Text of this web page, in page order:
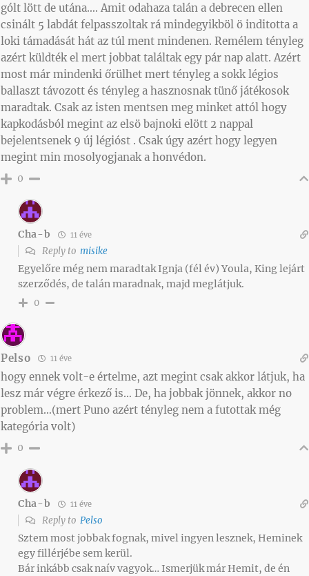
gólt lött de utána…. Amit odahaza talán a debrecen ellen
csinált 5 labdát felpasszoltak rá mindegyikböl ö inditotta a
loki támadását hát az túl ment mindenen. Remélem tényleg
azért küldték el mert jobbat találtak egy pár nap alatt. Azért
most már mindenki őrülhet mert tényleg a sokk légios
ballaszt távozott és tényleg a hasznosnak tünő játékosok
maradtak. Csak az isten mentsen meg minket attól hogy
kapkodásból megint az elsö bajnoki elött 2 nappal
bejelentsenek 9 új légióst . Csak úgy azért hogy legyen
megint min mosolyogjanak a honvédon.
0
Cha-b 11 éve
Reply to misike
Egyelőre még nem maradtak Ignja (fél év) Youla, King lejárt
szerződés, de talán maradnak, majd meglátjuk.
0
Pelso 11 éve
hogy ennek volt-e értelme, azt megint csak akkor látjuk, ha
lesz már végre érkező is… De, ha jobbak jönnek, akkor no
problem…(mert Puno azért tényleg nem a futottak még
kategória volt)
0
Cha-b 11 éve
Reply to Pelso
Sztem most jobbak fognak, mivel ingyen lesznek, Heminek
egy fillérjébe sem kerül.
Bár inkább csak naív vagyok… Ismerjük már Hemit, de én